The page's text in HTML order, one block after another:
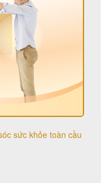
sức khỏe toàn cầu